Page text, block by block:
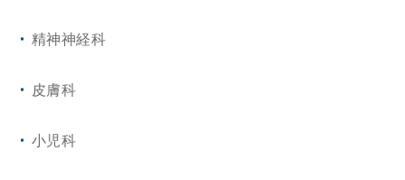
精神神経科
皮膚科
小児科